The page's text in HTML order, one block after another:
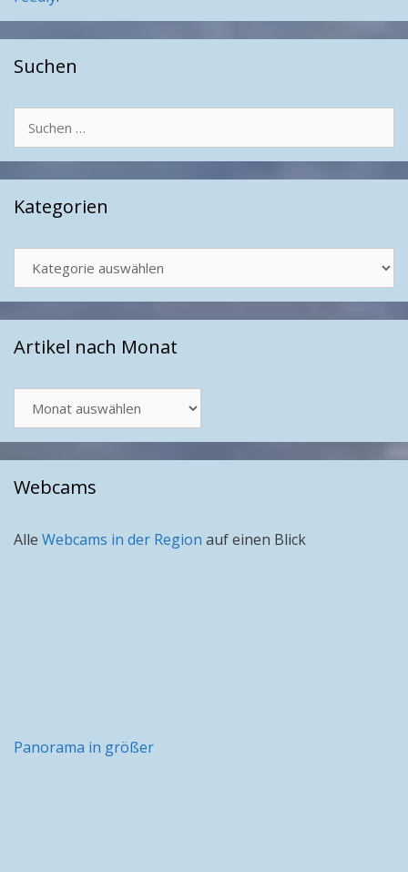
Suchen
nach:
Kategorien
Artikel nach Monat
nach
Monat
Webcams
Alle Webcams in der Region auf einen Blick
Panorama in größer